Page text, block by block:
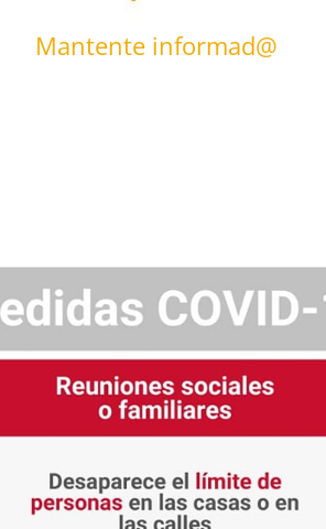
Mantente informad@